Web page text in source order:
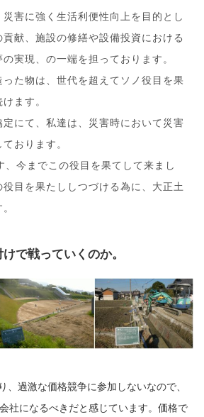
害に強く生活利便性向上を目的とし
献、施設の修繕や設備投資における
実現、の一端を担っております。
た物は、世代を超えてソノ役目を果
ます。
にて、私達は、災害時において災害
おります。
、今までこの役目を果てして来まし
目を果たししつづける為に、大正土
で戦っていくのか。
、過激な価格競争に参加しないなので、
社になるべきだと感じています。価格で